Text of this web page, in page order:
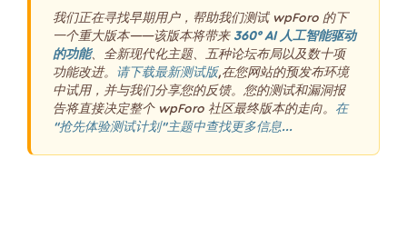
我们正在寻找早期用户，帮助我们测试 wpForo 的下
一个重大版本——该版本将带来 360° AI 人工智能驱动
的功能、全新现代化主题、五种论坛布局以及数十项
功能改进。 请下载最新测试版,在您网站的预发布环境
中试用，并与我们分享您的反馈。您的测试和漏洞报
告将直接决定整个 wpForo 社区最终版本的走向。 在
“抢先体验测试计划”主题中查找更多信息...